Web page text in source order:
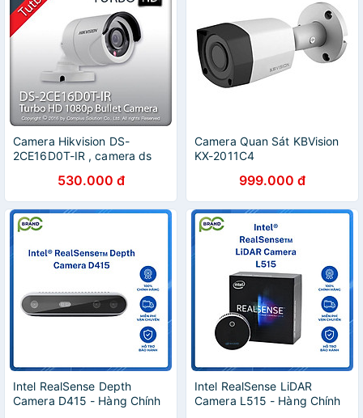
Camera Hikvision DS-
2CE16D0T-IR , camera ds
530.000 đ
Camera Quan Sát KBVision
KX-2011C4
999.000 đ
Intel RealSense Depth
Camera D415 - Hàng Chính
Intel RealSense LiDAR
Camera L515 - Hàng Chính